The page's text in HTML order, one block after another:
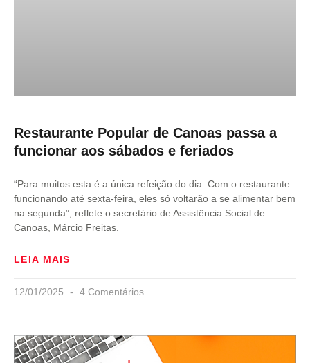
Restaurante Popular de Canoas passa a
funcionar aos sábados e feriados
“Para muitos esta é a única refeição do dia. Com o restaurante
funcionando até sexta-feira, eles só voltarão a se alimentar bem
na segunda”, reflete o secretário de Assistência Social de
Canoas, Márcio Freitas.
LEIA MAIS
12/01/2025 4 Comentários